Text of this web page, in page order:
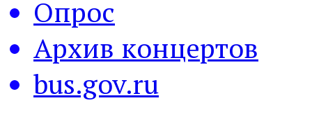
Опрос
Архив концертов
bus.gov.ru